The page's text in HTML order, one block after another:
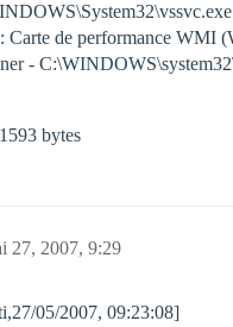
Carte de performance WMI
-
bytes
27, 2007, 9:29
05/2007, 09:23:08]